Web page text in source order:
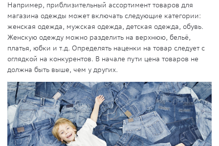
Например, приблизительный ассортимент товаров для
магазина одежды может включать следующие категории:
женская одежда, мужская одежда, детская одежда, обувь.
Женскую одежду можно разделить на верхнюю, бельё,
платья, юбки и т.д. Определять наценки на товар следует с
оглядкой на конкурентов. В начале пути цена товаров не
должна быть выше, чем у других.